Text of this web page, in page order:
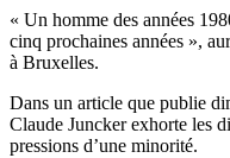
« Un homme des années
cinq prochaines années »,
à Bruxelles.
Dans un article que publie
Claude Juncker exhorte les
pressions d’une minorité.